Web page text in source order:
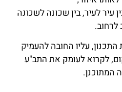
עיר לעיר, בין שכונה לשכונה
לרחוב.
עליו החובה להעמיק
לקרוא לעומק את התב"ע
המתוכנן.